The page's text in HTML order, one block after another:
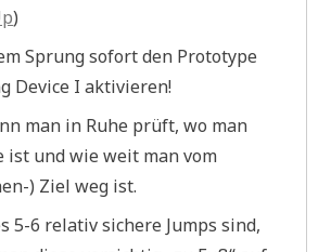
)
Sprung sofort den Prototype
Device I aktivieren!
man in Ruhe prüft, wo man
ist und wie weit man vom
) Ziel weg ist.
5-6 relativ sichere Jumps sind,